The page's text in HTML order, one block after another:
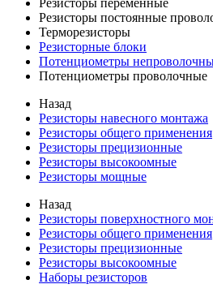
Резисторы переменные
Резисторы постоянные
Терморезисторы
Резисторные блоки
Потенциометры
Потенциометры проволочные
Назад
Резисторы навесного монтажа
Резисторы общего применения
Резисторы прецизионные
Резисторы высокоомные
Резисторы мощные
Назад
Резисторы поверхностного
Резисторы общего применения
Резисторы прецизионные
Резисторы высокоомные
Наборы резисторов